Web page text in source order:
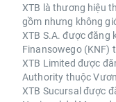
XTB là thương hiệu
gồm nhưng không
XTB S.A. được đăng
Finansowego (KNF)
XTB Limited được
Authority thuộc
XTB Sucursal được